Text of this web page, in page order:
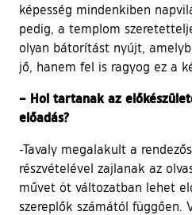
képesség mindenkiben
pedig, a templom
olyan bátorítást nyújt,
jő, hanem fel is ragyog ez a
– Hol tartanak az
előadás?
-Tavaly megalakult a
részvételével zajlanak az
művet öt változatban lehet
szereplők számától függően.